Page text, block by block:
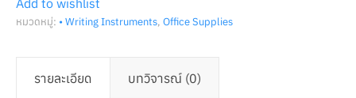
Add to wishlist
หมวดหมู่: • Writing Instruments, Office Supplies
รายละเอียด บทวิจารณ์ (0)